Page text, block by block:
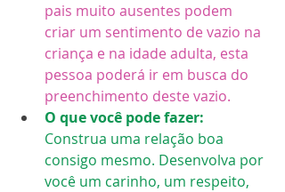
pais muito ausentes podem
criar um sentimento de vazio na
criança e na idade adulta, esta
pessoa poderá ir em busca do
preenchimento deste vazio.
O que você pode fazer:
Construa uma relação boa
consigo mesmo. Desenvolva por
você um carinho, um respeito,